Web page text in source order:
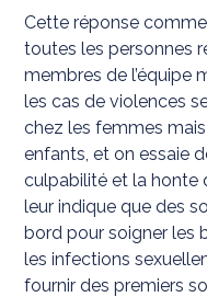
Cette réponse
toutes les personnes
membres de l’équipe
les cas de violences
chez les femmes
enfants, et on essaie
culpabilité et la honte
leur indique que des
bord pour soigner les
les infections
fournir des premiers